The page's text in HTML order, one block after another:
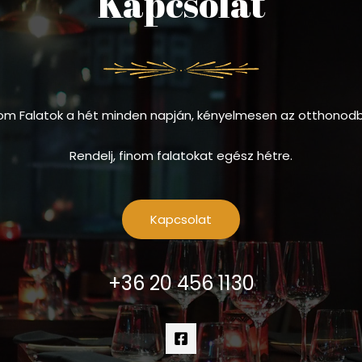
Falatok a hét minden napján, kényelmesen az
Rendelj, finom falatokat egész hétre.
Kapcsolat
+36 20 456 1130